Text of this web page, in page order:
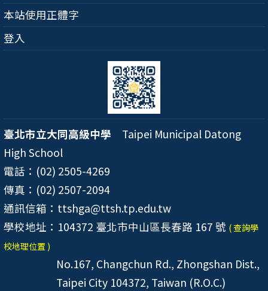
本站使用正體字
登入
臺北市立大同高級中學 Taipei Municipal Datong
High School
電話：(02) 2505-4269
傳真：(02) 2507-2094
通訊信箱：ttshga@ttsh.tp.edu.tw
學校地址：104372 臺北市中山區長春路 167 號 ( 查詢學
校地理位置 )
No.167, Changchun Rd., Zhongshan Dist.,
Taipei City 104372, Taiwan (R.O.C.)